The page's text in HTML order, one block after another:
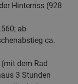
Hinterriss (928
ab
ca.
dem Rad
3 Stunden